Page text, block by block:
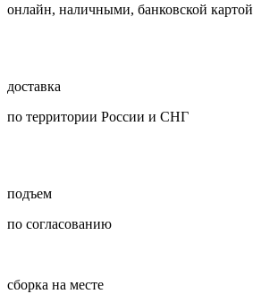
онлайн, наличными, банковской картой
доставка
по территории России и СНГ
подъем
по согласованию
сборка на месте